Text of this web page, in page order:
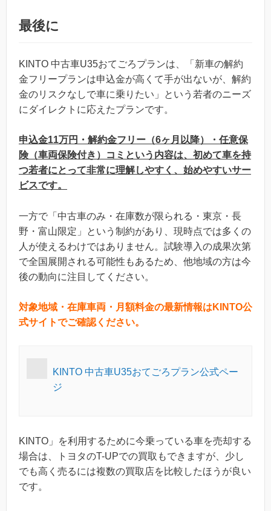
最後に
KINTO 中古車U35おてごろプランは、「新車の解約
金フリープランは申込金が高くて手が出ないが、解約
金のリスクなしで車に乗りたい」という若者のニーズ
にダイレクトに応えたプランです。
申込金11万円・解約金フリー（6ヶ月以降）・任意保
険（車両保険付き）コミという内容は、初めて車を持
つ若者にとって非常に理解しやすく、始めやすいサー
ビスです。
一方で「中古車のみ・在庫数が限られる・東京・長
野・富山限定」という制約があり、現時点では多くの
人が使えるわけではありません。試験導入の成果次第
で全国展開される可能性もあるため、他地域の方は今
後の動向に注目してください。
対象地域・在庫車両・月額料金の最新情報はKINTO公
式サイトでご確認ください。
KINTO 中古車U35おてごろプラン公式ペー
ジ
KINTO」を利用するために今乗っている車を売却する
場合は、トヨタのT-UPでの買取もできますが、少し
でも高く売るには複数の買取店を比較したほうが良い
です。